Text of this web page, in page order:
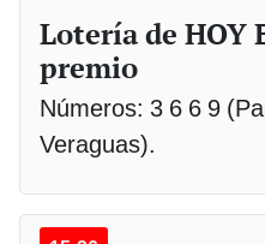
Lotería de HOY
premio
Números: 3 6 6 9
Veraguas).